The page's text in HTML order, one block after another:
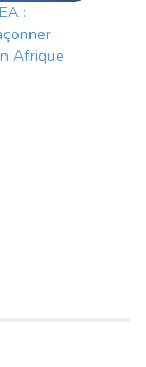
:
Afrique